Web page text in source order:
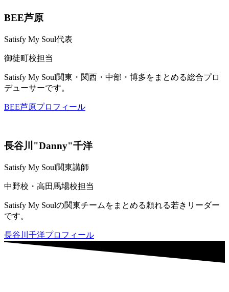
BEE芦原
Satisfy My Soul代表
御徒町校担当
Satisfy My Soul関東・関西・中部・博多をまとめる総合プロ
デューサーです。
BEE芦原プロフィール
長谷川"Danny"千洋
Satisfy My Soul関東講師
中野校・高田馬場校担当
Satisfy My Soulの関東チームをまとめる頼れる若きリーダー
です。
長谷川千洋プロフィール